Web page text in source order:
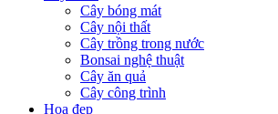
Cây bóng mát
Cây nội thất
Cây trồng trong nước
Bonsai nghệ thuật
Cây ăn quả
Cây công trình
Hoa đẹp